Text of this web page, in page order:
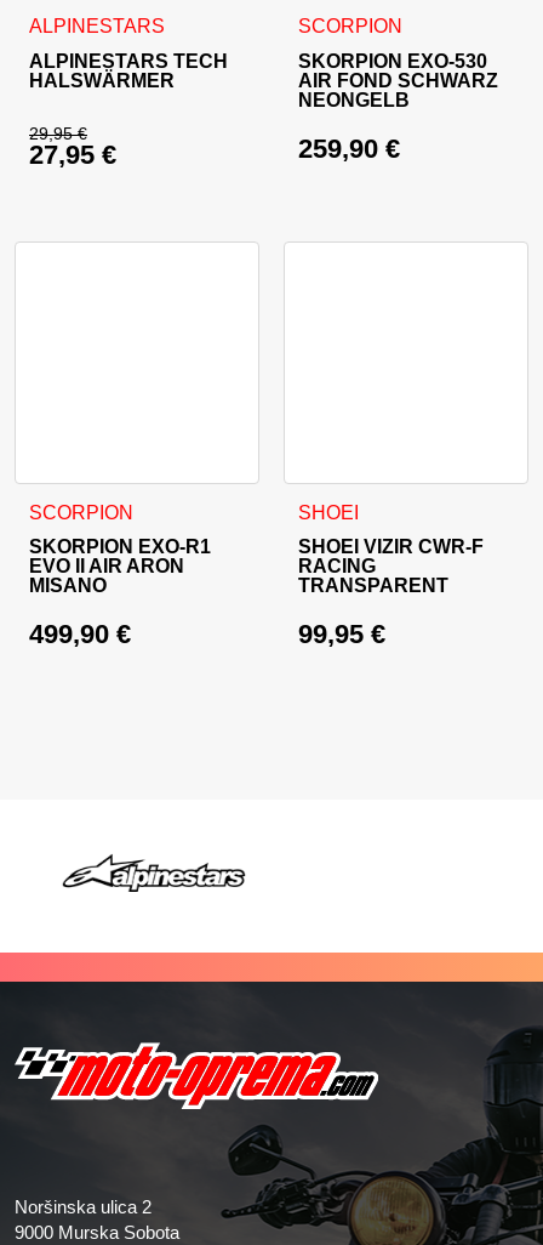
ALPINESTARS
ALPINESTARS TECH
HALSWÄRMER
29,95€
Ursprünglicher Preis war: 29,95 €
27,95 €
SCORPION
SKORPION EXO-530
AIR FOND SCHWARZ
NEONGELB
259,90 €
Dieses Produkt weist
SCORPION
SKORPION EXO-R1
EVO II AIR ARON
MISANO
499,90 €
Dieses Produkt weist mehrere Varianten auf. Die Optionen
SHOEI
SHOEI VIZIR CWR-F
RACING
TRANSPARENT
99,95 €
Noršinska ulica 2
9000 Murska Sobota